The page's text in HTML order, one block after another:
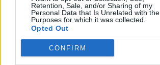
Retention, Sale, and/or Sharing of my
Personal Data that Is Unrelated with the
Purposes for which it was collected.
Opted Out
CONFIRM